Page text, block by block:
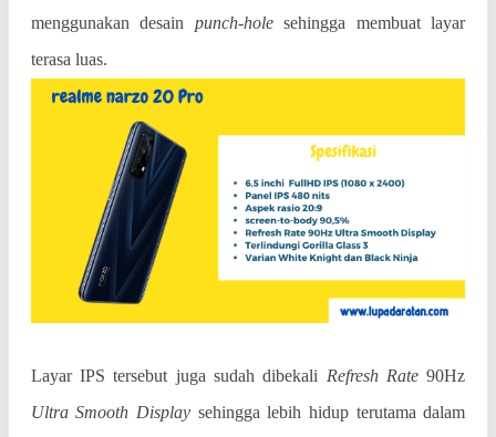
menggunakan desain punch-holesehingga membuat layar
terasa luas.
Layar IPS tersebut juga sudah dibekali Refresh Rate 90Hz
Ultra Smooth Display sehingga lebih hidup terutama dalam